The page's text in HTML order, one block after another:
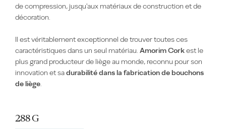
de compression,jusqu'aux matériaux de construction et de
décoration.
Il est véritablement exceptionnel de trouver toutes ces
caractéristiques dans un seul matériau. Amorim Corkest le
plus grand producteur de liège au monde, reconnu pour son
innovation et sadurabilité dans la fabricationde bouchons
de liège.
288 G